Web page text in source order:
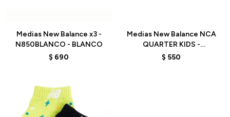
Medias New Balance x3 -
N850BLANCO - BLANCO
$ 690
Medias New Balance NCA
QUARTER KIDS -
LAS09423BCO MULTIC -
$ 550